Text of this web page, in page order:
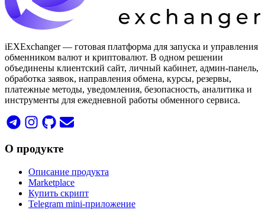
iEXExchanger — готовая платформа для запуска и управления
обменником валют и криптовалют. В одном решении
объединены клиентский сайт, личный кабинет, админ-панель,
обработка заявок, направления обмена, курсы, резервы,
платежные методы, уведомления, безопасность, аналитика и
инструменты для ежедневной работы обменного сервиса.
О продукте
Описание продукта
Marketplace
Купить скрипт
Telegram mini-приложение